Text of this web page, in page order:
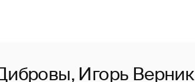
Игорь Верник